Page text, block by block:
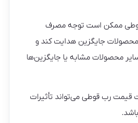
ممکن است توجه مصرف
جایگزین هدایت کند و
سایر محصولات مشابه یا جایگزین‌ها
قیمت رب قوطی می‌تواند تأثیرات